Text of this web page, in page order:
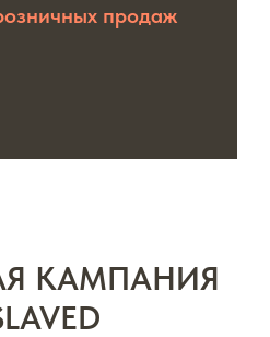
продаж
КАМПАНИЯ